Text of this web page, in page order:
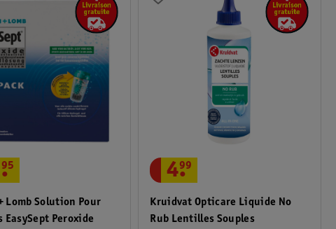
Lomb Solution Pour
EasySept Peroxide
.
95
Kruidvat Opticare Liquide No
Rub Lentilles Souples
4.
99